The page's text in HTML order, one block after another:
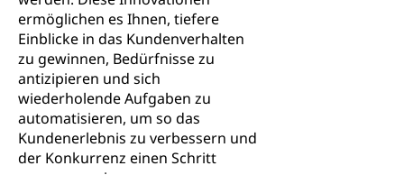
ermöglichen es Ihnen, tiefere
Einblicke in das Kundenverhalten
zu gewinnen, Bedürfnisse zu
antizipieren und sich
wiederholende Aufgaben zu
automatisieren, um so das
Kundenerlebnis zu verbessern und
der Konkurrenz einen Schritt